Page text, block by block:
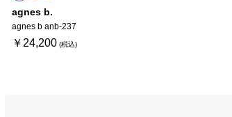
agnes b.
agnes b anb-237
￥24,200